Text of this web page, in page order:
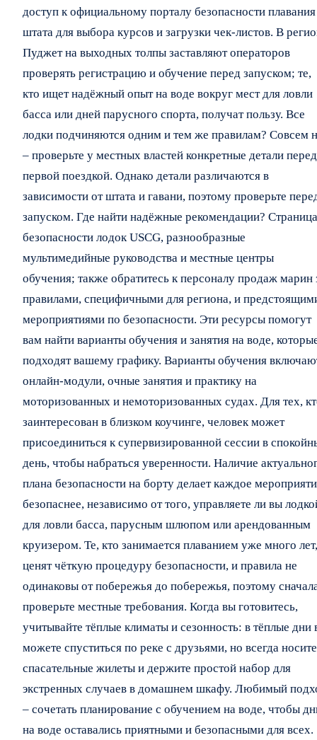
доступ к официальному порталу безопасности плавания
штата для выбора курсов и загрузки чек-листов. В
Пуджет на выходных толпы заставляют операторов
проверять регистрацию и обучение перед запуском; те,
кто ищет надёжный опыт на воде вокруг мест для ловли
басса или дней парусного спорта, получат пользу. Все
лодки подчиняются одним и тем же правилам? Совсем
– проверьте у местных властей конкретные детали перед
первой поездкой. Однако детали различаются в
зависимости от штата и гавани, поэтому проверьте
запуском. Где найти надёжные рекомендации? Страница
безопасности лодок USCG, разнообразные
мультимедийные руководства и местные центры
обучения; также обратитесь к персоналу продаж марин
правилами, специфичными для региона, и
мероприятиями по безопасности. Эти ресурсы помогут
вам найти варианты обучения и занятия на воде,
подходят вашему графику. Варианты обучения
онлайн-модули, очные занятия и практику на
моторизованных и немоторизованных судах. Для тех,
заинтересован в близком коучинге, человек может
присоединиться к супервизированной сессии в
день, чтобы набраться уверенности. Наличие
плана безопасности на борту делает каждое
безопаснее, независимо от того, управляете ли вы
для ловли басса, парусным шлюпом или арендованным
круизером. Те, кто занимается плаванием уже много лет,
ценят чёткую процедуру безопасности, и правила не
одинаковы от побережья до побережья, поэтому
проверьте местные требования. Когда вы готовитесь,
учитывайте тёплые климаты и сезонность: в тёплые дни
можете спуститься по реке с друзьями, но всегда носите
спасательные жилеты и держите простой набор для
экстренных случаев в домашнем шкафу. Любимый
– сочетать планирование с обучением на воде, чтобы
на воде оставались приятными и безопасными для всех.